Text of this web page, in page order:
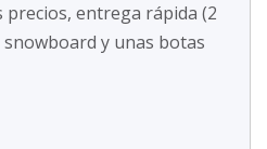
precios, entrega rápida (2
snowboard y unas botas